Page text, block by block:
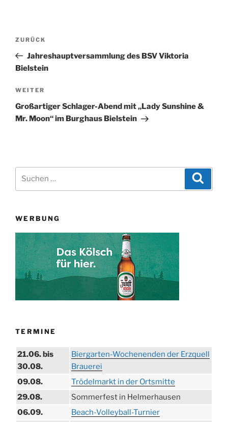
Beitragsnavigation
Vorheriger
Beitrag
ZURÜCK
Jahreshauptversammlung des BSV Viktoria
Bielstein
Nächster
Beitrag
WEITER
Großartiger Schlager-Abend mit „Lady Sunshine &
Mr. Moon“ im Burghaus Bielstein
WERBUNG
TERMINE
21.06. bis
30.08.
Biergarten-Wochenenden der Erzquell
Brauerei
09.08.
Trödelmarkt in der Ortsmitte
29.08.
Sommerfest in Helmerhausen
06.09.
Beach-Volleyball-Turnier